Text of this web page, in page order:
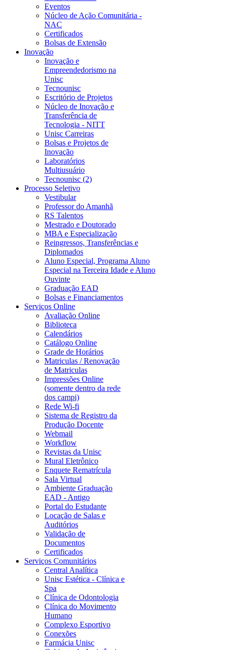
Eventos
Núcleo de Ação Comunitária -
NAC
Certificados
Bolsas de Extensão
Inovação
Inovação e
Empreendedorismo na
Unisc
Tecnounisc
Escritório de Projetos
Núcleo de Inovação e
Transferência de
Tecnologia - NITT
Unisc Carreiras
Bolsas e Projetos de
Inovação
Laboratórios
Multiusuário
Tecnounisc (2)
Processo Seletivo
Vestibular
Professor do Amanhã
RS Talentos
Mestrado e Doutorado
MBA e Especialização
Reingressos, Transferências e
Diplomados
Aluno Especial, Programa Aluno
Especial na Terceira Idade e Aluno
Ouvinte
Graduação EAD
Bolsas e Financiamentos
Serviços Online
Avaliação Online
Biblioteca
Calendários
Catálogo Online
Grade de Horários
Matriculas / Renovação
de Matriculas
Impressões Online
(somente dentro da rede
dos campi)
Rede Wi-fi
Sistema de Registro da
Produção Docente
Webmail
Workflow
Revistas da Unisc
Mural Eletrônico
Enquete Rematrícula
Sala Virtual
Ambiente Graduação
EAD - Antigo
Portal do Estudante
Locação de Salas e
Auditórios
Validação de
Documentos
Certificados
Serviços Comunitários
Central Analítica
Unisc Estética - Clínica e
Spa
Clínica de Odontologia
Clínica do Movimento
Humano
Complexo Esportivo
Conexões
Farmácia Unisc